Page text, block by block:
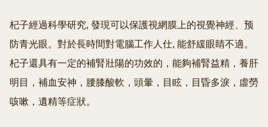
杞子經過科學研究, 發現可以保護視網膜上的視覺神經、预
防青光眼。對於長時間對電腦工作人仕, 能舒緩眼睛不適。
杞子還具有一定的補腎壯陽的功效的，能夠補腎益精，養肝
明目，補血安神，腰膝酸軟，頭暈，目眩，目昏多淚，虛勞
咳嗽，遺精等症狀。